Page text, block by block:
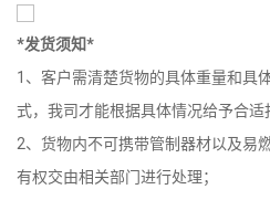
*发货须知*
1、客户需清楚货物的具体重量和具
式，我司才能根据具体情况给予合适
2、货物内不可携带管制器材以及易
有权交由相关部门进行处理；